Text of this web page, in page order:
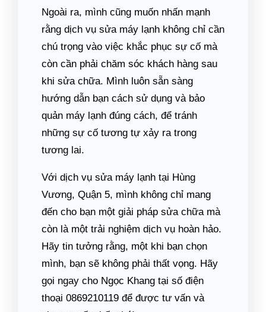
Ngoài ra, mình cũng muốn nhấn mạnh
rằng dịch vụ sửa máy lạnh không chỉ cần
chú trọng vào việc khắc phục sự cố mà
còn cần phải chăm sóc khách hàng sau
khi sửa chữa. Mình luôn sẵn sàng
hướng dẫn bạn cách sử dụng và bảo
quản máy lạnh đúng cách, để tránh
những sự cố tương tự xảy ra trong
tương lai.
Với dịch vụ sửa máy lạnh tại Hùng
Vương, Quận 5, mình không chỉ mang
đến cho bạn một giải pháp sửa chữa mà
còn là một trải nghiệm dịch vụ hoàn hảo.
Hãy tin tưởng rằng, một khi bạn chọn
mình, bạn sẽ không phải thất vọng. Hãy
gọi ngay cho Ngọc Khang tại số điện
thoại 0869210119 để được tư vấn và